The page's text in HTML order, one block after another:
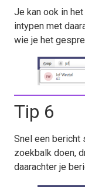
Je kan ook in
intypen met
wie je het
Tip 6
Snel een bericht
zoekbalk doen,
daarachter je